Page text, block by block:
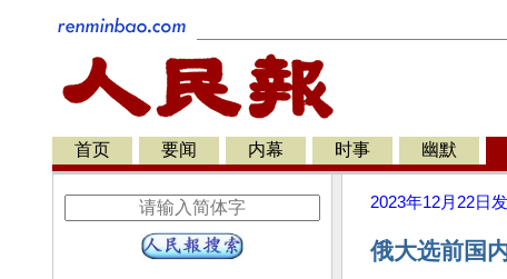
首页 要闻 内幕 时事 幽默
2023年12月22日
俄大选前国